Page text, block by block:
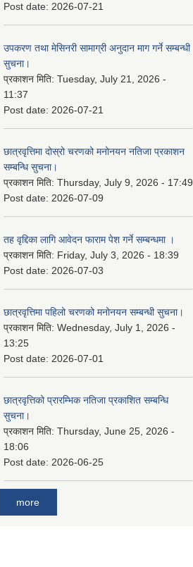
Post date: 2026-07-21
उपकरण तथा मेसिनरी सामाग्री अनुदान माग गर्ने सम्बन्धी
सुचना।
प्रकाशन मिति: Tuesday, July 21, 2026 -
11:37
Post date: 2026-07-21
छात्रवृत्तिमा दोस्रो चरणको मनोनयन नतिजा प्रकाशन
सम्बन्धि सुचना।
प्रकाशन मिति: Thursday, July 9, 2026 - 17:49
Post date: 2026-07-09
तह वृद्दिका लागि आवेदन फाराम पेश गर्ने सम्बन्धमा ।
प्रकाशन मिति: Friday, July 3, 2026 - 18:39
Post date: 2026-07-03
छात्रवृत्तिमा पहिलो चरणको मनोनयन सम्बन्धी सुचना।
प्रकाशन मिति: Wednesday, July 1, 2026 -
13:25
Post date: 2026-07-01
छात्रवृत्तिको प्रारम्भिक नतिजा प्रकाशित सम्बन्धि
सुचना।
प्रकाशन मिति: Thursday, June 25, 2026 -
18:06
Post date: 2026-06-25
more